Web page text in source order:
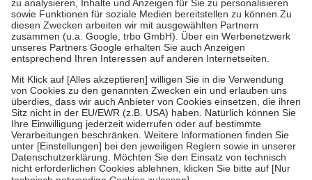
Bei Heilmitteln und häuslicher Krankenpflege beträgt die
Zuzahlung zehn Prozent der Kosten sowie zehn Euro je
Verordnung.
Um das Engagement der Versicherten für ihre eigene Gesundheit zu
stärken und die besondere Stellung der Familie zu unterstützen,
fallenkeine Zuzahlungenan bei:
• Kindern und Jugendlichen bis zum vollendeten 18. Lebensjahr
mit Ausnahme der Fahrkosten
• Untersuchungen zur Vorsorge und Früherkennung, die von der
GKV getragen werden
• empfohlenen Schutzimpfungen
• Harn- und Blutteststreifen